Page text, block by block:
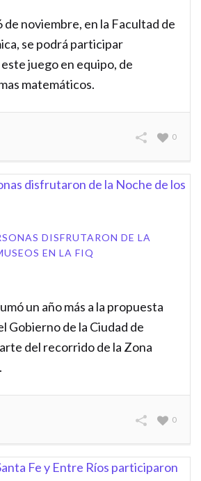
de noviembre, en la Facultad de
se podrá participar
juego en equipo, de
matemáticos.
0
DISFRUTARON DE LA
EN LA FIQ
un año más a la propuesta
Gobierno de la Ciudad de
del recorrido de la Zona
0